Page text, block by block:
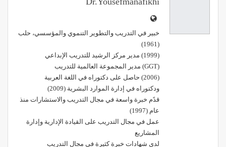
خبير في التدريب والتطوير التنموي والمؤسسي، حلب
(1961)
(1999) مدير مركز الرشيد للتدريب الإبداعي
(GGT) مدير المجموعة العالمية للتدريب
(2006) حاصل على دكتوراه في اللغة العربية
ودكتوراه في إدارة الموارد البشرية (2009)
قدًم خبرة واسعة في مجال التدريب والاستشارات منذ
عام (1997)
عمل في مجال التدريب على القيادة الإدارية وإدارة
المشاريع
لدي شهادات خبرة كثيرة في مجال التدريب